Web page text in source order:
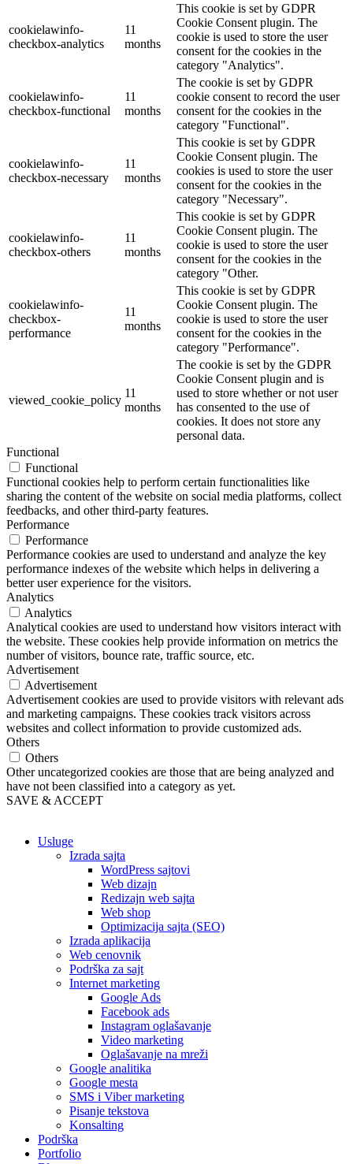
cookielawinfo-
checkbox-analytics
11
months
This cookie is set by GDPR
Cookie Consent plugin. The
cookie is used to store the user
consent for the cookies in the
category "Analytics".
cookielawinfo-
checkbox-functional
11
months
The cookie is set by GDPR
cookie consent to record the user
consent for the cookies in the
category "Functional".
cookielawinfo-
checkbox-necessary
11
months
This cookie is set by GDPR
Cookie Consent plugin. The
cookies is used to store the user
consent for the cookies in the
category "Necessary".
cookielawinfo-
checkbox-others
11
months
This cookie is set by GDPR
Cookie Consent plugin. The
cookie is used to store the user
consent for the cookies in the
category "Other.
cookielawinfo-
checkbox-
performance
11
months
This cookie is set by GDPR
Cookie Consent plugin. The
cookie is used to store the user
consent for the cookies in the
category "Performance".
viewed_cookie_policy
11
months
The cookie is set by the GDPR
Cookie Consent plugin and is
used to store whether or not user
has consented to the use of
cookies. It does not store any
personal data.
Functional
Functional
Functional cookies help to perform certain functionalities like
sharing the content of the website on social media platforms, collect
feedbacks, and other third-party features.
Performance
Performance
Performance cookies are used to understand and analyze the key
performance indexes of the website which helps in delivering a
better user experience for the visitors.
Analytics
Analytics
Analytical cookies are used to understand how visitors interact with
the website. These cookies help provide information on metrics the
number of visitors, bounce rate, traffic source, etc.
Advertisement
Advertisement
Advertisement cookies are used to provide visitors with relevant ads
and marketing campaigns. These cookies track visitors across
websites and collect information to provide customized ads.
Others
Others
Other uncategorized cookies are those that are being analyzed and
have not been classified into a category as yet.
SAVE & ACCEPT
Usluge
Izrada sajta
WordPress sajtovi
Web dizajn
Redizajn web sajta
Web shop
Optimizacija sajta (SEO)
Izrada aplikacija
Web cenovnik
Podrška za sajt
Internet marketing
Google Ads
Facebook ads
Instagram oglašavanje
Video marketing
Oglašavanje na mreži
Google analitika
Google mesta
SMS i Viber marketing
Pisanje tekstova
Konsalting
Podrška
Portfolio